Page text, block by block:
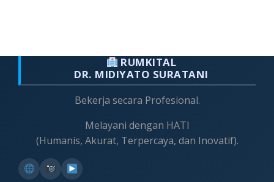
RUMKITAL
DR. MIDIYATO SURATANI
Bekerja secara Profesional.
Melayani dengan HATI
(Humanis, Akurat, Terpercaya, dan Inovatif).